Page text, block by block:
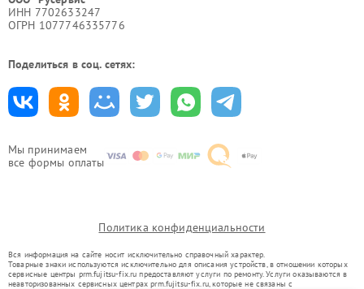
Мы принимаем
все формы оплаты
ИНН 7702633247
ОГРН 1077746335776
Поделиться в соц. сетях:
Политика конфиденциальности
Вся информация на сайте носит исключительно справочный характер.
Товарные знаки используются исключительно для описания устройств, в отношении которых
сервисные центры prm.fujitsu-fix.ru предоставляют услуги по ремонту. Услуги оказываются в
неавторизованных сервисных центрах prm.fujitsu-fix.ru, которые не связаны с